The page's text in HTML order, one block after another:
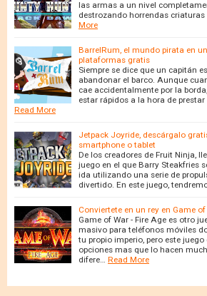
las armas a un nivel
destrozando horrendas criaturas
More
BarrelRum, el mundo pirata en
plataformas gratis
Siempre se dice que un capitán
abandonar el barco. Aunque
cae accidentalmente por la
estar rápidos a la hora de prestar
Read More
Jetpack Joyride, descárgalo
smartphone o tablet
De los creadores de Fruit Ninja,
juego en el que Barry Steakfries
ida utilizando una serie de
divertido. En este juego,
Conviertete en un rey en Game of
Game of War - Fire Age es otro
masivo para teléfonos móviles
tu propio imperio, pero este
opciones mas que lo hacen
difere…
Read More